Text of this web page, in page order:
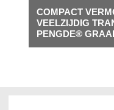
COMPACT
VEELZIJDIG
PENGDE®